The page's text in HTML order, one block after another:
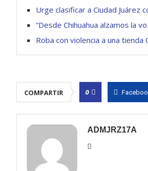
Urge clasificar a Ciudad Juárez
“Desde Chihuahua alzamos la
Roba con violencia a una tienda
COMPARTIR 0
ADMJRZ17A